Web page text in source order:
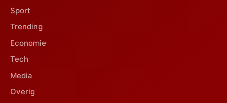
Sport
Trending
Economie
Tech
Media
Overig